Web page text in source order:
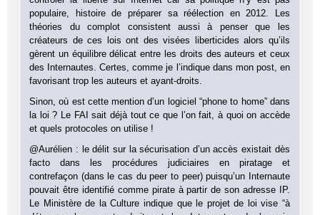
populaire, histoire de préparer sa réélection en 2012. Les
théories du complot consistent aussi à penser que les
créateurs de ces lois ont des visées liberticides alors qu’ils
gèrent un équilibre délicat entre les droits des auteurs et ceux
des Internautes. Certes, comme je l’indique dans mon post, en
favorisant trop les auteurs et ayant-droits.
Sinon, où est cette mention d’un logiciel “phone to home” dans
la loi ? Le FAI sait déjà tout ce que l’on fait, à quoi on accède
et quels protocoles on utilise !
@Aurélien : le délit sur la sécurisation d’un accès existait dès
facto dans les procédures judiciaires en piratage et
contrefaçon (dans le cas du peer to peer) puisqu’un Internaute
pouvait être identifié comme pirate à partir de son adresse IP.
Le Ministère de la Culture indique que le projet de loi vise “à